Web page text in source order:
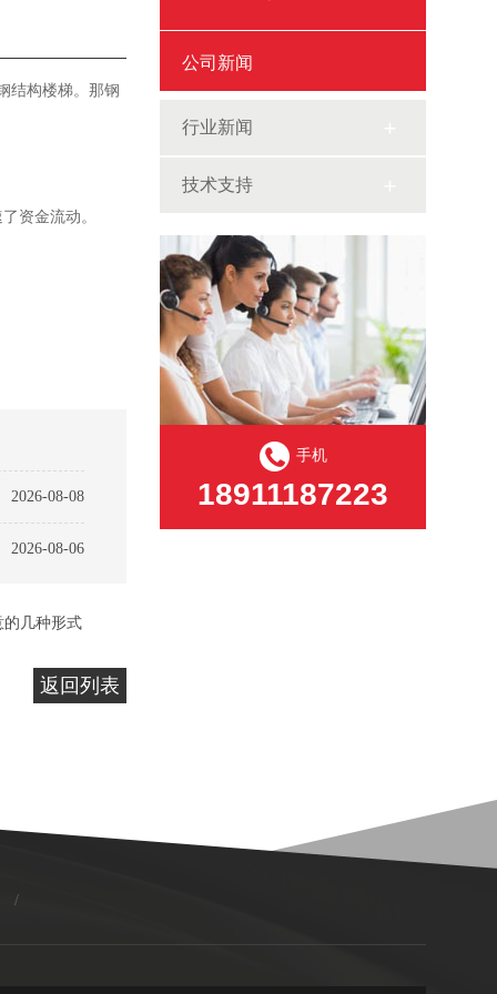
结构楼梯。那钢
资金流动。
2026-08-08
2026-08-06
的几种形式
返回列表
公司新闻
行业新闻
技术支持
手机
18911187223
/